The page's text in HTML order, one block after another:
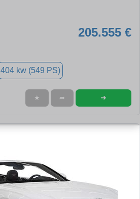
205.555 €
404 kw (549 PS)
★ ➦ ➜